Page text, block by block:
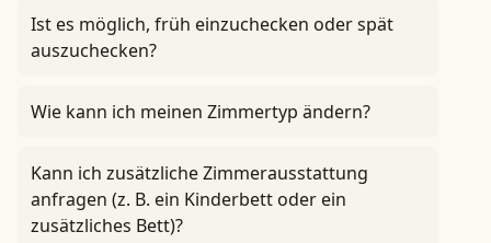
Ist es möglich, früh einzuchecken oder spät
auszuchecken?
Wie kann ich meinen Zimmertyp ändern?
Kann ich zusätzliche Zimmerausstattung
anfragen (z. B. ein Kinderbett oder ein
zusätzliches Bett)?